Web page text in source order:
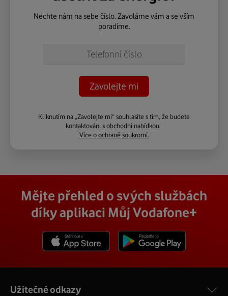
Nechte nám na sebe číslo. Zavoláme vám a se vším
poradíme.
Kliknutím na „Zavolejte mi“ souhlasíte s tím, že budete
kontaktováni s obchodní nabídkou.
Více o ochraně soukromí.
Mějte přehled o svých službách
díky aplikaci Můj Vodafone+
Užitečné odkazy